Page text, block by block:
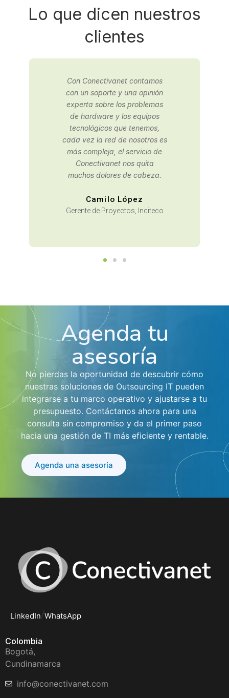
Lo que dicen nuestros
clientes
Contactamos a Conectivanet
para una consultaría de
infraestructura IT, gracias a
los buenos resultados,
decidimos tercerizar nuestra
oficina de sistemas con ellos.
David Moreno
Área de Planeación,
Agenda tu
asesoría
No pierdas la oportunidad de descubrir cómo
nuestras soluciones de Outsourcing IT pueden
integrarse a tu marco operativo y ajustarse a tu
presupuesto. Contáctanos ahora para una
consulta sin compromiso y da el primer paso
hacia una gestión de TI más eficiente y rentable.
Agenda una asesoría
LinkedIn/WhatsApp
Colombia
Bogotá,
Cundinamarca
info@conectivanet.com